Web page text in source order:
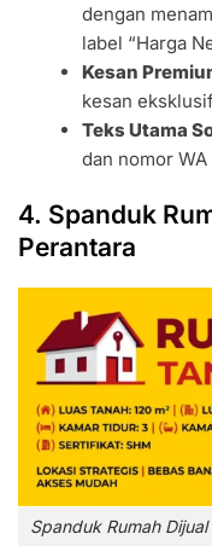
dengan
label “Harga
Kesan
kesan
Teks Utama
dan nomor
4. Spanduk
Perantara
Spanduk Rumah